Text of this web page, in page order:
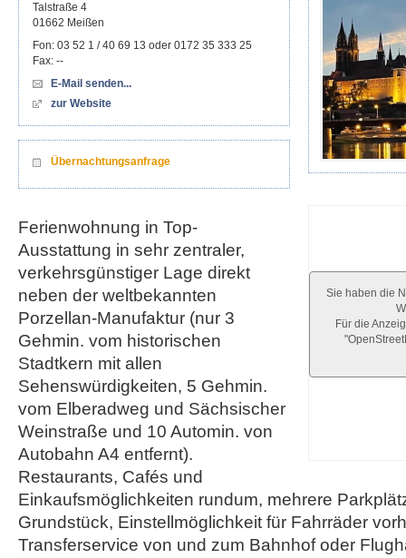
Sie haben die
Für die
Talstraße 4
01662 Meißen
Fon: 03 52 1 / 40 69 13 oder 0172 35 333 25
Fax: --
E-Mail senden...
zur Website
Übernachtungsanfrage
Ferienwohnung in Top-
Ausstattung in sehr zentraler,
verkehrsgünstiger Lage direkt
neben der weltbekannten
Porzellan-Manufaktur (nur 3
Gehmin. vom historischen
Stadtkern mit allen
Sehenswürdigkeiten, 5 Gehmin.
vom Elberadweg und Sächsischer
Weinstraße und 10 Automin. von
Autobahn A4 entfernt).
Restaurants, Cafés und
Einkaufsmöglichkeiten rundum, mehrere
Grundstück, Einstellmöglichkeit für Fahrräder
Transferservice von und zum Bahnhof oder